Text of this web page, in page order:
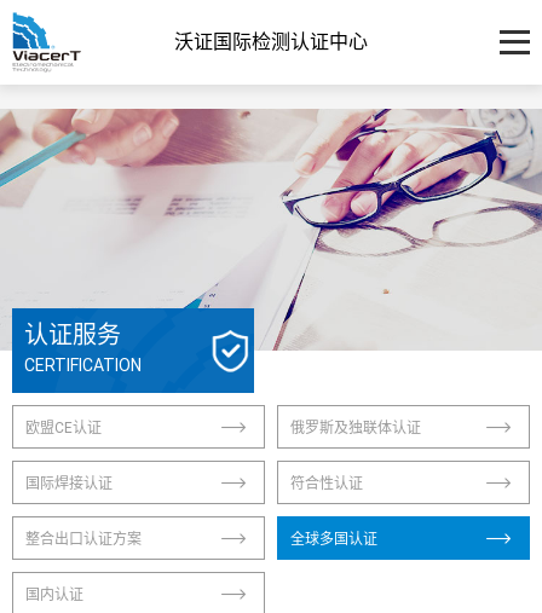
沃证国际检测认证中心
认证服务
CERTIFICATION
欧盟CE认证 俄罗斯及独联体认证
国际焊接认证 符合性认证
整合出口认证方案 全球多国认证
国内认证